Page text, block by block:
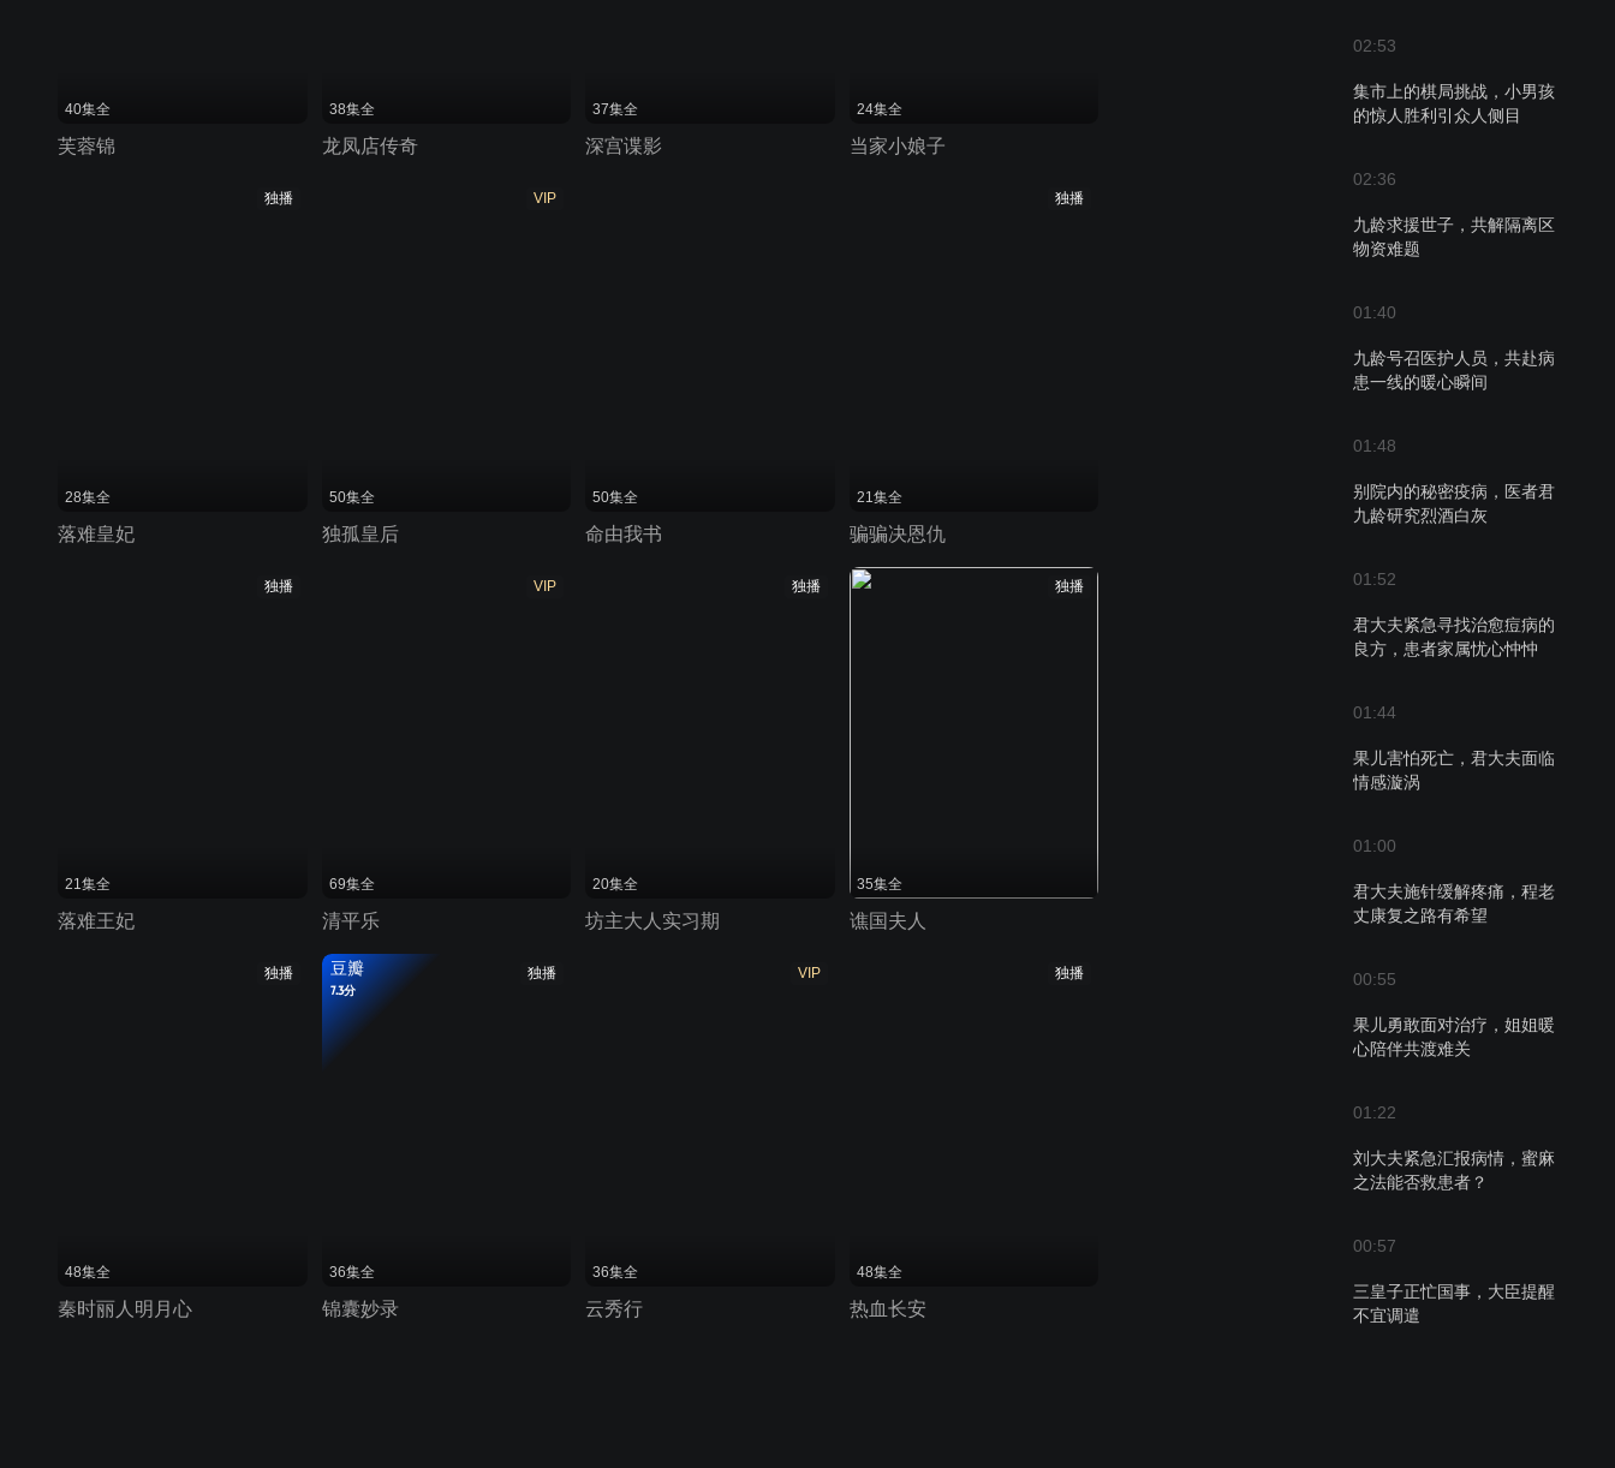
02:53
集市上的棋局挑战，小男孩
的惊人胜利引众人侧目
02:36
九龄求援世子，共解隔离区
物资难题
01:40
九龄号召医护人员，共赴病
患一线的暖心瞬间
01:48
别院内的秘密疫病，医者君
九龄研究烈酒白灰
01:52
君大夫紧急寻找治愈痘病的
良方，患者家属忧心忡忡
01:44
果儿害怕死亡，君大夫面临
情感漩涡
01:00
君大夫施针缓解疼痛，程老
丈康复之路有希望
00:55
果儿勇敢面对治疗，姐姐暖
心陪伴共渡难关
01:22
刘大夫紧急汇报病情，蜜麻
之法能否救患者？
00:57
三皇子正忙国事，大臣提醒
不宜调遣
40集全
芙蓉锦
38集全
龙凤店传奇
37集全
深宫谍影
24集全
当家小娘子
独播
28集全
落难皇妃
VIP
50集全
独孤皇后
50集全
命由我书
独播
21集全
骗骗决恩仇
独播
21集全
落难王妃
VIP
69集全
清平乐
独播
20集全
坊主大人实习期
独播
35集全
谯国夫人
独播
48集全
秦时丽人明月心
独播
豆瓣
7.3分
36集全
锦囊妙录
VIP
36集全
云秀行
独播
48集全
热血长安